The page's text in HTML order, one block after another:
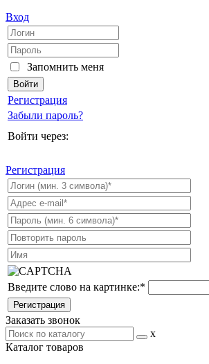
Вход
Запомнить меня
Регистрация
Забыли пароль?
Войти через:
Регистрация
Введите слово на картинке:*
Заказать звонок
x
Каталог товаров